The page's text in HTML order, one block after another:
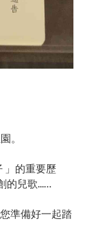
。
」的重要歷
的兒歌...…
準備好一起踏